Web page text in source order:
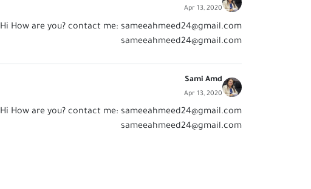
Apr 13, 2020
Hi How are you? contact me: sameeahmeed24@gmail.com
sameeahmeed24@gmail.com
Sami Amd
Apr 13, 2020
Hi How are you? contact me: sameeahmeed24@gmail.com
sameeahmeed24@gmail.com